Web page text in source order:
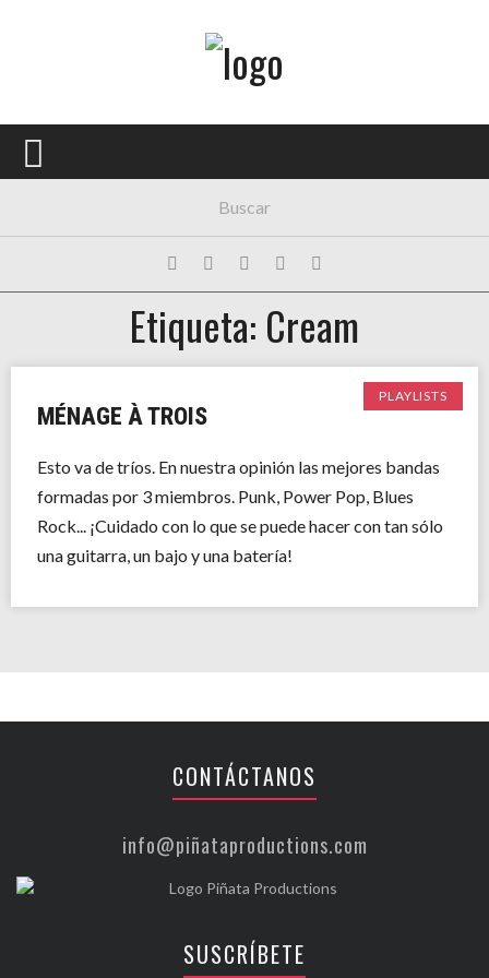
PORTADA
FESTIVALES
HISTORIAS
Etiqueta: Cream
PLAYLISTS
MÉNAGE À TROIS
Esto va de tríos. En nuestra opinión las mejores bandas
formadas por 3 miembros. Punk, Power Pop, Blues
Rock... ¡Cuidado con lo que se puede hacer con tan sólo
una guitarra, un bajo y una batería!
CONTÁCTANOS
info@piñataproductions.com
SUSCRÍBETE